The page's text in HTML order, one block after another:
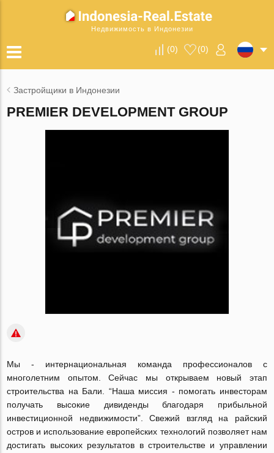
Недвижимость в Индонезии
(0) (0)
Застройщики в Индонезии
PREMIER DEVELOPMENT GROUP
Мы - интернациональная команда профессионалов с
многолетним опытом. Сейчас мы открываем новый этап
строительства на Бали. “Наша миссия - помогать инвесторам
получать высокие дивиденды благодаря прибыльной
инвестиционной недвижимости”. Свежий взгляд на райский
остров и использование европейских технологий позволяет нам
достигать высоких результатов в строительстве и управлении